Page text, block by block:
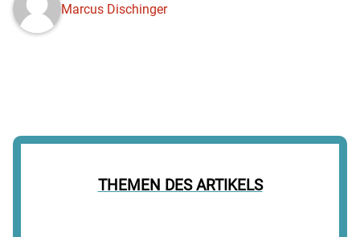
THEMEN DES ARTIKELS
Marcus Dischinger